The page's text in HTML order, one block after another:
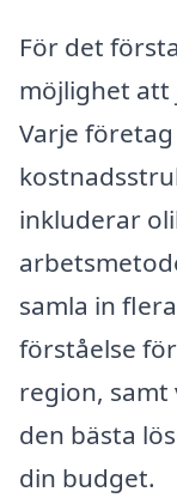
För det
möjlighet att
Varje
inkluderar
samla in
förståelse
region,
den bästa
din budget.